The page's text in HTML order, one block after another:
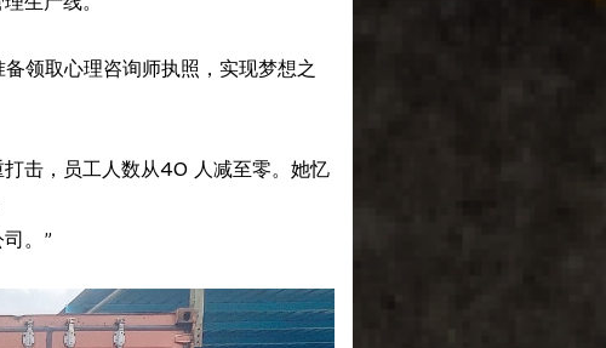
领取心理咨询师执照，实现梦想之
击，员工人数从40 人减至零。她忆
。”